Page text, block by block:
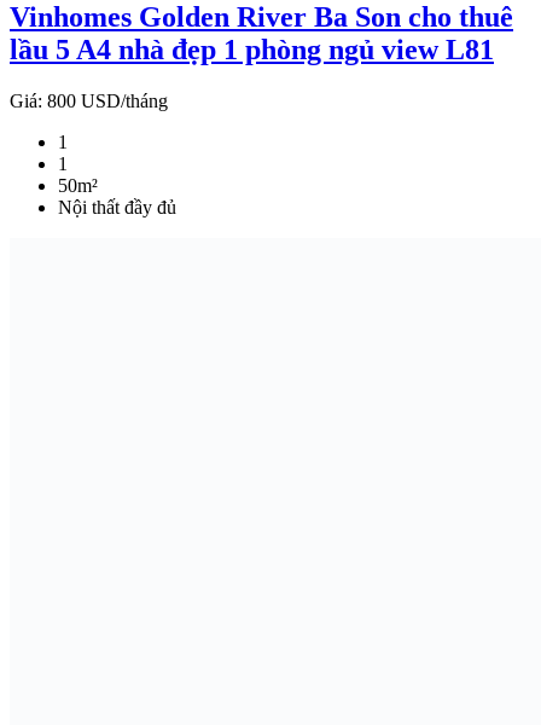
Vinhomes Golden River Ba Son cho thuê
lầu 5 A4 nhà đẹp 1 phòng ngủ view L81
Giá: 800 USD/tháng
1
1
50m²
Nội thất đầy đủ